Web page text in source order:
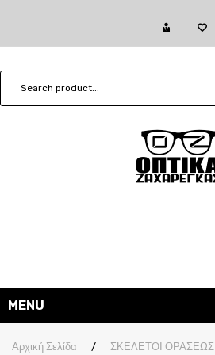
MENU
ΓΥΑΛΙΑ ΗΛΙΟΥ
Αρχική Σελίδα / ΣΚΕΛΕΤΟΙ ΟΡΑΣΕΩΣ